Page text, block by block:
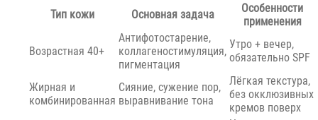
Тип кожи Основная задача
Особенности
применения
Возрастная 40+
Антифотостарение,
коллагеностимуляция,
пигментация
Утро + вечер,
обязательно SPF
Жирная и
комбинированная
Сияние, сужение пор,
выравнивание тона
Лёгкая текстура,
без окклюзивных
кремов поверх